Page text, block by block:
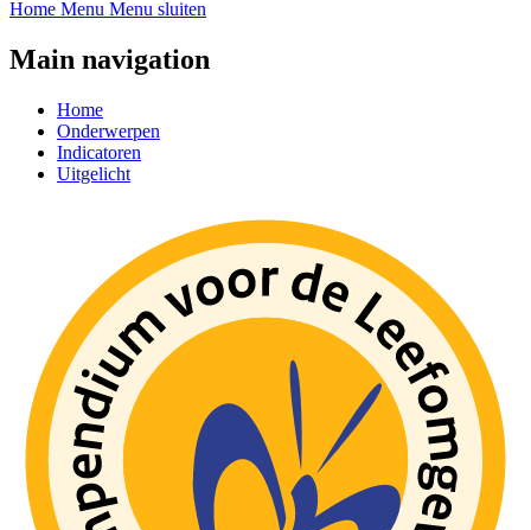
Home Menu Menu sluiten
Main navigation
Home
Onderwerpen
Indicatoren
Uitgelicht